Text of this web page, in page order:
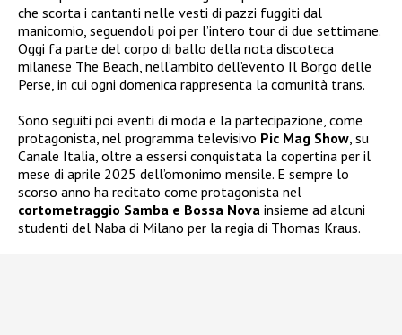
che scorta i cantanti nelle vesti di pazzi fuggiti dal
manicomio, seguendoli poi per l’intero tour di due settimane.
Oggi fa parte del corpo di ballo della nota discoteca
milanese The Beach, nell’ambito dell’evento Il Borgo delle
Perse, in cui ogni domenica rappresenta la comunità trans.
Sono seguiti poi eventi di moda e la partecipazione, come
protagonista, nel programma televisivo Pic Mag Show, su
Canale Italia, oltre a essersi conquistata la copertina per il
mese di aprile 2025 dell’omonimo mensile. E sempre lo
scorso anno ha recitato come protagonista nel
cortometraggio Samba e Bossa Nova insieme ad alcuni
studenti del Naba di Milano per la regia di Thomas Kraus.